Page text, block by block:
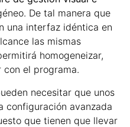
De tal manera que
una interfaz idéntica en
las mismas
homogeneizar,
el programa.
necesitar que unos
configuración avanzada
que tienen que llevar